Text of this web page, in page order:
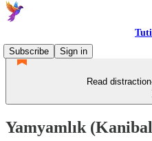
Subscribe
Sign in
Read
Yamyamlık